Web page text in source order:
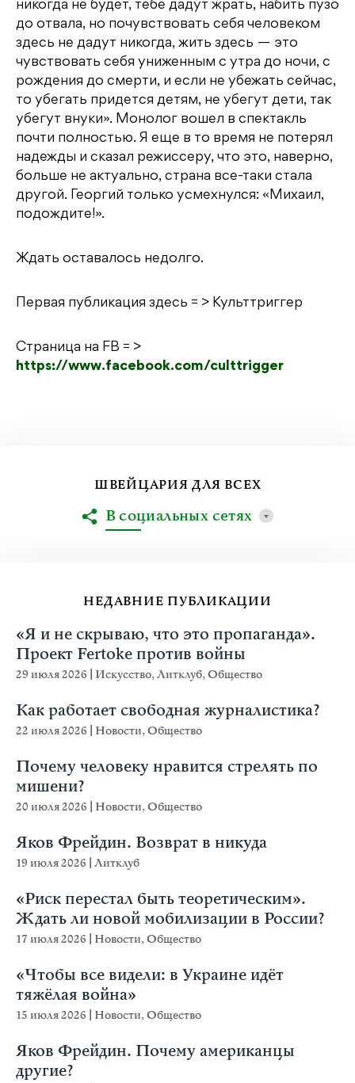
никогда не будет, тебе дадут жрать, набить пузо
до отвала, но почувствовать себя человеком
здесь не дадут никогда, жить здесь — это
чувствовать себя униженным с утра до ночи, с
рождения до смерти, и если не убежать сейчас,
то убегать придется детям, не убегут дети, так
убегут внуки». Монолог вошел в спектакль
почти полностью. Я еще в то время не потерял
надежды и сказал режиссеру, что это, наверно,
больше не актуально, страна все-таки стала
другой. Георгий только усмехнулся: «Михаил,
подождите!».
Ждать оставалось недолго.
Первая публикация здесь = > Культтриггер
Страница на FB = >
https://www.facebook.com/culttrigger
НЕДАВНИЕ ПУБЛИКАЦИИ
«Я и не скрываю, что это пропаганда».
Проект Fertoke против войны
29 июля 2026 Искусство,Литклуб,Общество
Как работает свободная журналистика?
22 июля 2026 Новости,Общество
Почему человеку нравится стрелять по
мишени?
20 июля 2026 Новости,Общество
Яков Фрейдин. Возврат в никуда
19 июля 2026 Литклуб
«Риск перестал быть теоретическим».
Ждать ли новой мобилизации в России?
17 июля 2026 Новости,Общество
«Чтобы все видели: в Украине идёт
тяжёлая война»
15 июля 2026 Новости,Общество
Яков Фрейдин. Почему американцы
другие?
ШВЕЙЦАРИЯ ДЛЯ ВСЕХ
В социальных сетях